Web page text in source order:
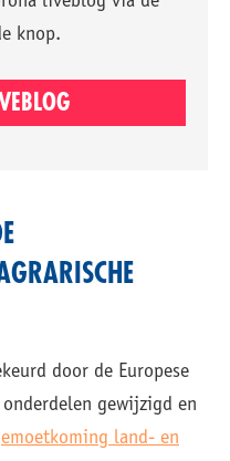
knop.
door de Europese
gewijzigd en
land- en